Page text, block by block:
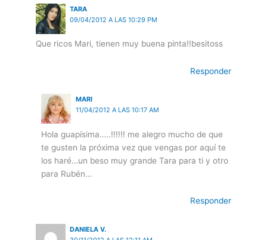
TARA
09/04/2012 A LAS 10:29 PM
Que ricos Mari, tienen muy buena pinta!!besitoss
Responder
MARI
11/04/2012 A LAS 10:17 AM
Hola guapísima…..!!!!!! me alegro mucho de que
te gusten la próxima vez que vengas por aquí te
los haré…un beso muy grande Tara para ti y otro
para Rubén…
Responder
DANIELA V.